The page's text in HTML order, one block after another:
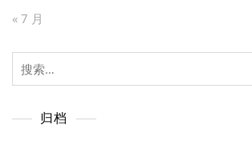
« 7 月
搜
索：
归档